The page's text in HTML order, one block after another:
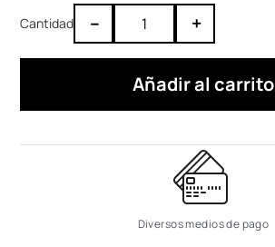
– +
Añadir al carrito
Diversos medios de pago